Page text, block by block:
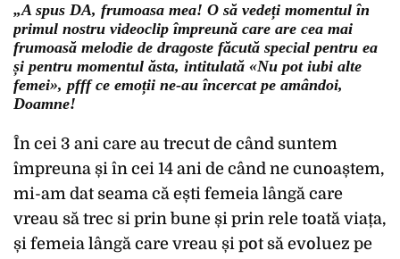
„A spus DA, frumoasa mea! O să vedeți momentul în
primul nostru videoclip împreună care are cea mai
frumoasă melodie de dragoste făcută special pentru ea
și pentru momentul ăsta, intitulată «Nu pot iubi alte
femei», pfff ce emoții ne-au încercat pe amândoi,
Doamne!
În cei 3 ani care au trecut de când suntem
împreuna și în cei 14 ani de când ne cunoaștem,
mi-am dat seama că ești femeia lângă care
vreau să trec si prin bune și prin rele toată viața,
și femeia lângă care vreau și pot să evoluez pe